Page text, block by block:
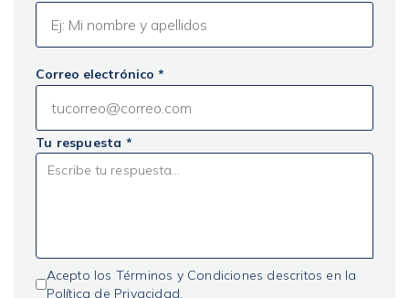
Correo electrónico *
Tu respuesta *
Acepto los Términos y Condiciones descritos en la
Política de Privacidad.